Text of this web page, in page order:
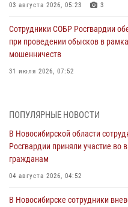
03 августа 2026, 05:23 3
Сотрудники СОБР Росгвардии
при проведении обысков в
мошенничеств
31 июля 2026, 07:52
При силовой поддержке
пресечена деятельность группы
в сфере страхования
ПОПУЛЯРНЫЕ НОВОСТИ
В Новосибирской области
Росгвардии приняли участие во
гражданам
04 августа 2026, 04:52
В Новосибирске сотрудники